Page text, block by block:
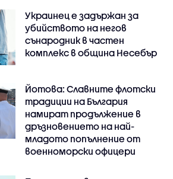
Украинец е задържан за
убийството на негов
сънародник в частен
комплекс в община Несебър
Йотова: Славните флотски
традиции на България
намират продължение в
дръзновението на най-
младото попълнение от
военноморски офицери